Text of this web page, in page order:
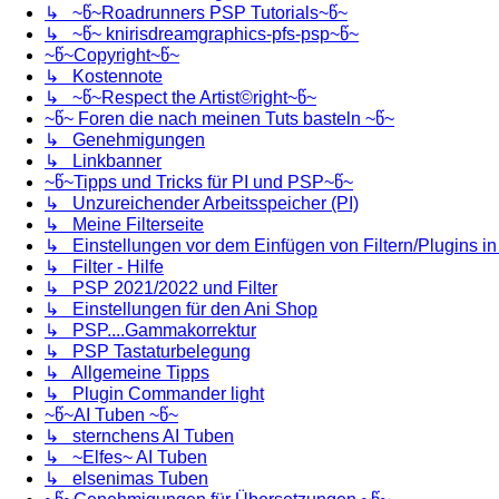
↳ ~წ~Roadrunners PSP Tutorials~წ~
↳ ~წ~ knirisdreamgraphics-pfs-psp~წ~
~წ~Copyright~წ~
↳ Kostennote
↳ ~წ~Respect the Artist©right~წ~
~წ~ Foren die nach meinen Tuts basteln ~წ~
↳ Genehmigungen
↳ Linkbanner
~წ~Tipps und Tricks für PI und PSP~წ~
↳ Unzureichender Arbeitsspeicher (PI)
↳ Meine Filterseite
↳ Einstellungen vor dem Einfügen von Filtern/Plugins in
↳ Filter - Hilfe
↳ PSP 2021/2022 und Filter
↳ Einstellungen für den Ani Shop
↳ PSP....Gammakorrektur
↳ PSP Tastaturbelegung
↳ Allgemeine Tipps
↳ Plugin Commander light
~წ~AI Tuben ~წ~
↳ sternchens AI Tuben
↳ ~Elfes~ AI Tuben
↳ elsenimas Tuben